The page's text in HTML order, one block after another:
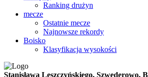
Ranking drużyn
mecze
Ostatnie mecze
Najnowsze rekordy
Boisko
Klasyfikacja wysokości
Stanisława Leszczyńskiego, Szwederowo,